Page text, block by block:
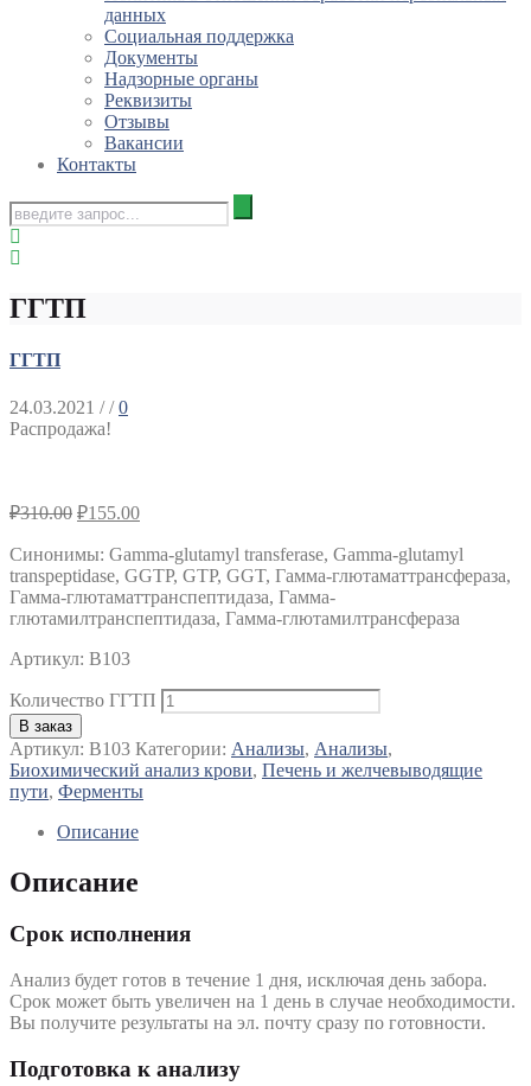
данных
Социальная поддержка
Документы
Надзорные органы
Реквизиты
Отзывы
Вакансии
Контакты
ГГТП
ГГТП
24.03.2021 / /0
Распродажа!
₽310.00 ₽155.00
Синонимы: Gamma-glutamyl transferase, Gamma-glutamyl
transpeptidase, GGTP, GTP, GGT, Гамма-глютаматтрансфераза,
Гамма-глютаматтранспептидаза, Гамма-
глютамилтранспептидаза, Гамма-глютамилтрансфераза
Артикул: B103
Количество ГГТП
В заказ
Артикул: B103 Категории: Анализы, Анализы,
Биохимический анализ крови, Печень и желчевыводящие
пути, Ферменты
Описание
Описание
Срок исполнения
Анализ будет готов в течение 1 дня, исключая день забора.
Срок может быть увеличен на 1 день в случае необходимости.
Вы получите результаты на эл. почту сразу по готовности.
Подготовка к анализу